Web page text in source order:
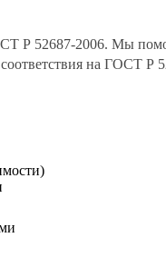
Р 52687-2006. Мы
на ГОСТ Р